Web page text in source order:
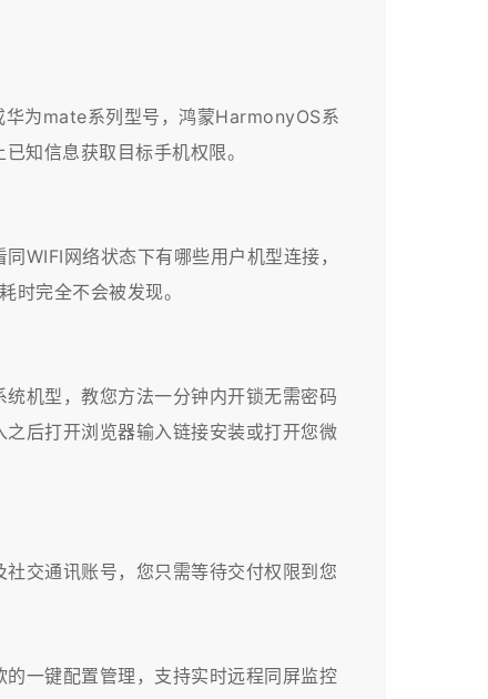
华为mate系列型号，鸿蒙HarmonyOS系
知信息获取目标手机权限。
WIFI网络状态下有哪些用户机型连接，
时完全不会被发现。
机型，教您方法一分钟内开锁无需密码
后打开浏览器输入链接安装或打开您微
交通讯账号，您只需等待交付权限到您
一键配置管理，支持实时远程同屏监控